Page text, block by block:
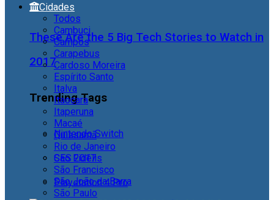
These Are the 5 Big Tech Stories to Watch in
2017
Trending Tags
Nintendo Switch
CES 2017
Playstation 4 Pro
Cidades
Todos
Cambuci
Campos
Carapebus
Cardoso Moreira
Espírito Santo
Italva
Itaocara
Itaperuna
Macaé
Quissamã
Rio de Janeiro
São Fidélis
São Francisco
São João da Barra
São Paulo